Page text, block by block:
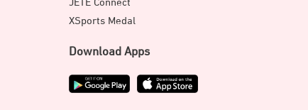
JETE Connect
XSports Medal
Download Apps